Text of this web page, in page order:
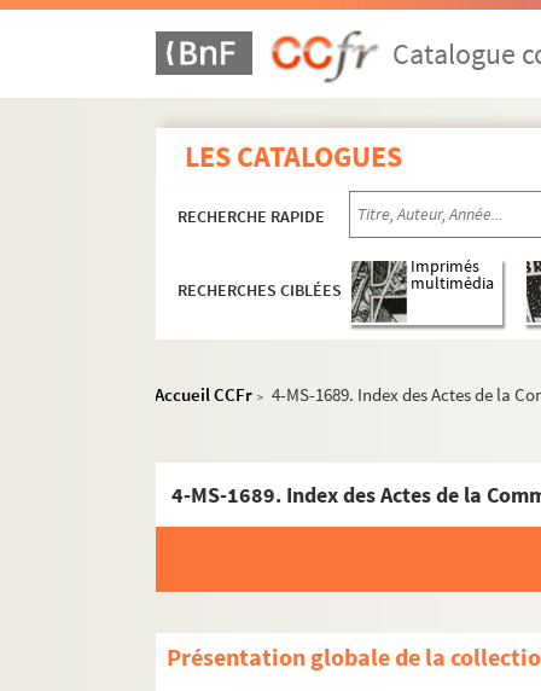
Catalogue
LES CATALOGUES
RECHERCHE RAPIDE
RECHERCHES CIBLÉES
Imprimés
multimédia
Accueil CCFr > 4-MS-1689. Index des Actes de la
4-MS-1689. Index des Actes de la
Présentation globale de la